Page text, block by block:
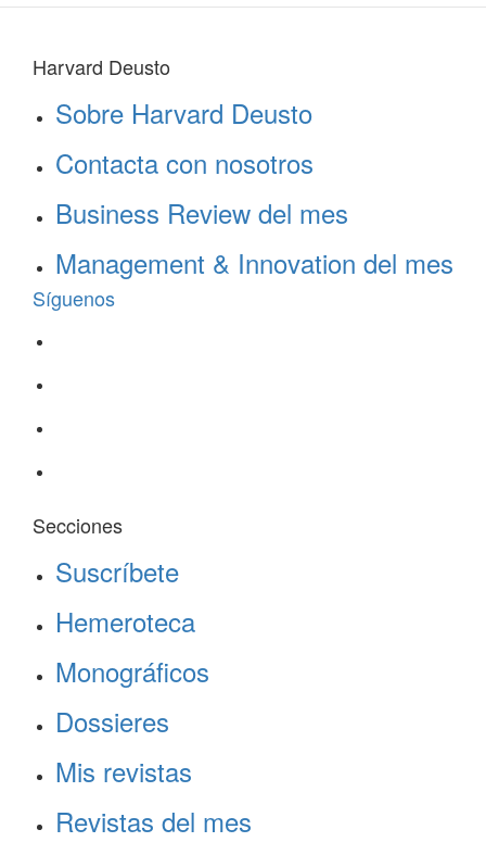
Harvard Deusto
Sobre Harvard Deusto
Contacta con nosotros
Business Review del mes
Management & Innovation del mes
Síguenos
Secciones
Suscríbete
Hemeroteca
Monográficos
Dossieres
Mis revistas
Revistas del mes